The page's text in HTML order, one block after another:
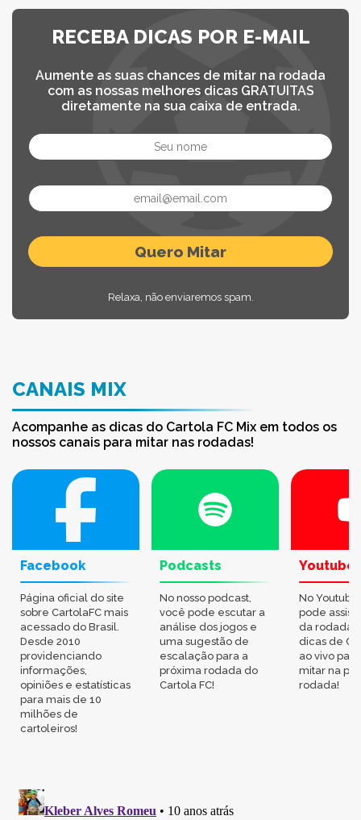
RECEBA DICAS POR E-MAIL
Aumente as suas chances de mitar na rodada
com as nossas melhores dicas GRATUITAS
diretamente na sua caixa de entrada.
Relaxa, não enviaremos spam.
CANAIS MIX
Acompanhe as dicas do Cartola FC Mix em todos os
nossos canais para mitar nas rodadas!
Facebook
Página oficial do site
sobre CartolaFC mais
acessado do Brasil.
Desde 2010
providenciando
informações,
opiniões e estatísticas
para mais de 10
milhões de
cartoleiros!
Podcasts
No nosso podcast,
você pode escutar a
análise dos jogos e
uma sugestão de
escalação para a
próxima rodada do
Cartola FC!
Youtube
No
pode
da rodada,
dicas de
ao vivo
mitar na
rodada!